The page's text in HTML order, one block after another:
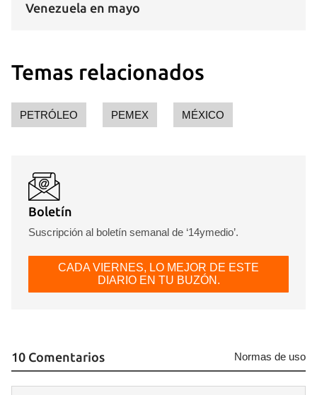
Venezuela en mayo
Temas relacionados
PETRÓLEO PEMEX MÉXICO
Boletín
Suscripción al boletín semanal de ‘14ymedio’.
CADA VIERNES, LO MEJOR DE ESTE
DIARIO EN TU BUZÓN.
10 Comentarios Normas de uso